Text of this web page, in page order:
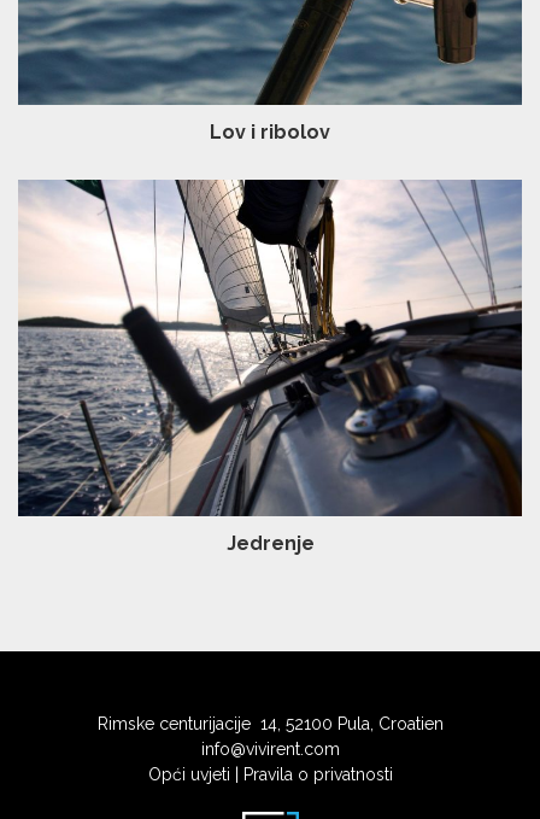
Lov i ribolov
Jedrenje
Rimske centurijacije 14, 52100 Pula, Croatien
info@vivirent.com
Opći uvjeti
Pravila o privatnosti